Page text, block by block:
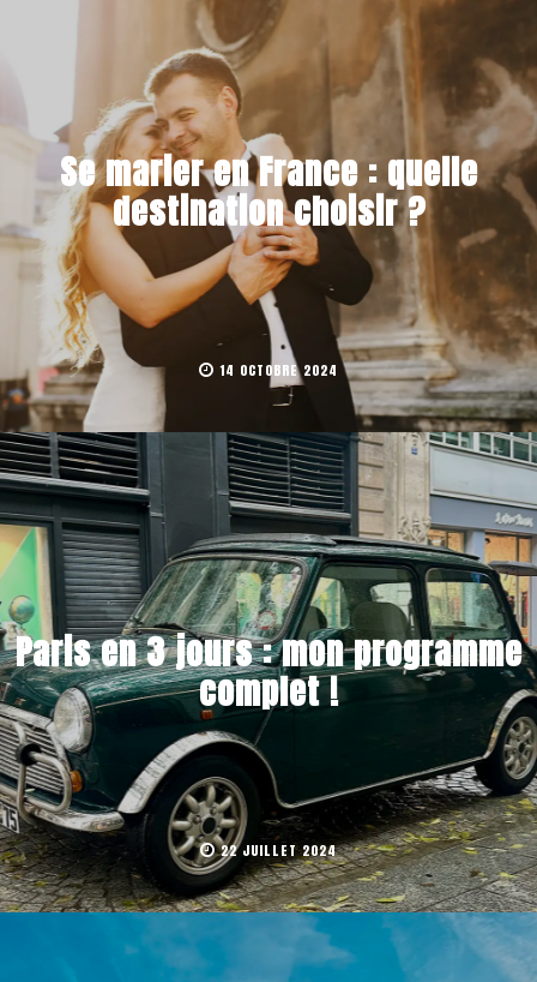
Se marier en France : quelle
destination choisir ?
14 OCTOBRE 2024
Paris en 3 jours : mon programme
complet !
22 JUILLET 2024